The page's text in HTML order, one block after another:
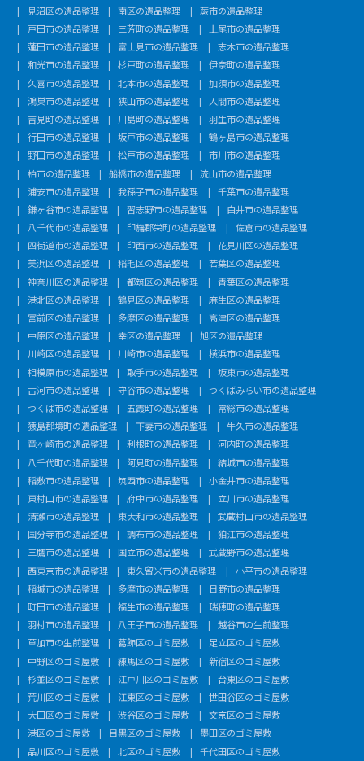
見沼区の遺品整理
南区の遺品整理
蕨市の遺品整理
戸田市の遺品整理
三芳町の遺品整理
上尾市の遺品整理
蓮田市の遺品整理
富士見市の遺品整理
志木市の遺品整理
和光市の遺品整理
杉戸町の遺品整理
伊奈町の遺品整理
久喜市の遺品整理
北本市の遺品整理
加須市の遺品整理
鴻巣市の遺品整理
狭山市の遺品整理
入間市の遺品整理
吉見町の遺品整理
川島町の遺品整理
羽生市の遺品整理
行田市の遺品整理
坂戸市の遺品整理
鶴ヶ島市の遺品整理
野田市の遺品整理
松戸市の遺品整理
市川市の遺品整理
柏市の遺品整理
船橋市の遺品整理
流山市の遺品整理
浦安市の遺品整理
我孫子市の遺品整理
千葉市の遺品整理
鎌ヶ谷市の遺品整理
習志野市の遺品整理
白井市の遺品整理
八千代市の遺品整理
印旛郡栄町の遺品整理
佐倉市の遺品整理
四街道市の遺品整理
印西市の遺品整理
花見川区の遺品整理
美浜区の遺品整理
稲毛区の遺品整理
若葉区の遺品整理
神奈川区の遺品整理
都筑区の遺品整理
青葉区の遺品整理
港北区の遺品整理
鶴見区の遺品整理
麻生区の遺品整理
宮前区の遺品整理
多摩区の遺品整理
高津区の遺品整理
中原区の遺品整理
幸区の遺品整理
旭区の遺品整理
川崎区の遺品整理
川崎市の遺品整理
横浜市の遺品整理
相模原市の遺品整理
取手市の遺品整理
坂東市の遺品整理
古河市の遺品整理
守谷市の遺品整理
つくばみらい市の遺品整理
つくば市の遺品整理
五霞町の遺品整理
常総市の遺品整理
猿島郡境町の遺品整理
下妻市の遺品整理
牛久市の遺品整理
竜ヶ崎市の遺品整理
利根町の遺品整理
河内町の遺品整理
八千代町の遺品整理
阿見町の遺品整理
結城市の遺品整理
稲敷市の遺品整理
筑西市の遺品整理
小金井市の遺品整理
東村山市の遺品整理
府中市の遺品整理
立川市の遺品整理
清瀬市の遺品整理
東大和市の遺品整理
武蔵村山市の遺品整理
国分寺市の遺品整理
調布市の遺品整理
狛江市の遺品整理
三鷹市の遺品整理
国立市の遺品整理
武蔵野市の遺品整理
西東京市の遺品整理
東久留米市の遺品整理
小平市の遺品整理
稲城市の遺品整理
多摩市の遺品整理
日野市の遺品整理
町田市の遺品整理
福生市の遺品整理
瑞穂町の遺品整理
羽村市の遺品整理
八王子市の遺品整理
越谷市の生前整理
草加市の生前整理
葛飾区のゴミ屋敷
足立区のゴミ屋敷
中野区のゴミ屋敷
練馬区のゴミ屋敷
新宿区のゴミ屋敷
杉並区のゴミ屋敷
江戸川区のゴミ屋敷
台東区のゴミ屋敷
荒川区のゴミ屋敷
江東区のゴミ屋敷
世田谷区のゴミ屋敷
大田区のゴミ屋敷
渋谷区のゴミ屋敷
文京区のゴミ屋敷
港区のゴミ屋敷
目黒区のゴミ屋敷
墨田区のゴミ屋敷
品川区のゴミ屋敷
北区のゴミ屋敷
千代田区のゴミ屋敷